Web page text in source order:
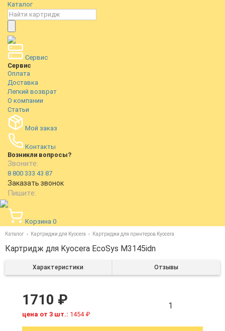
Каталог
Сервис
Сервис
Оплата
Доставка
Легкий возврат
О компании
Статьи
Мой заказ
Контакты
Возникли вопросы?
Звоните:
8 800 333 43 87
Заказать звонок
Пишите:
Корзина 0
Каталог Картриджи для Kyocera Картриджи для принтеров Kyocera
Картридж для Kyocera EcoSys M3145idn
Характеристики Отзывы
1710 ₽
цена от 3 шт.: 1454 ₽
1